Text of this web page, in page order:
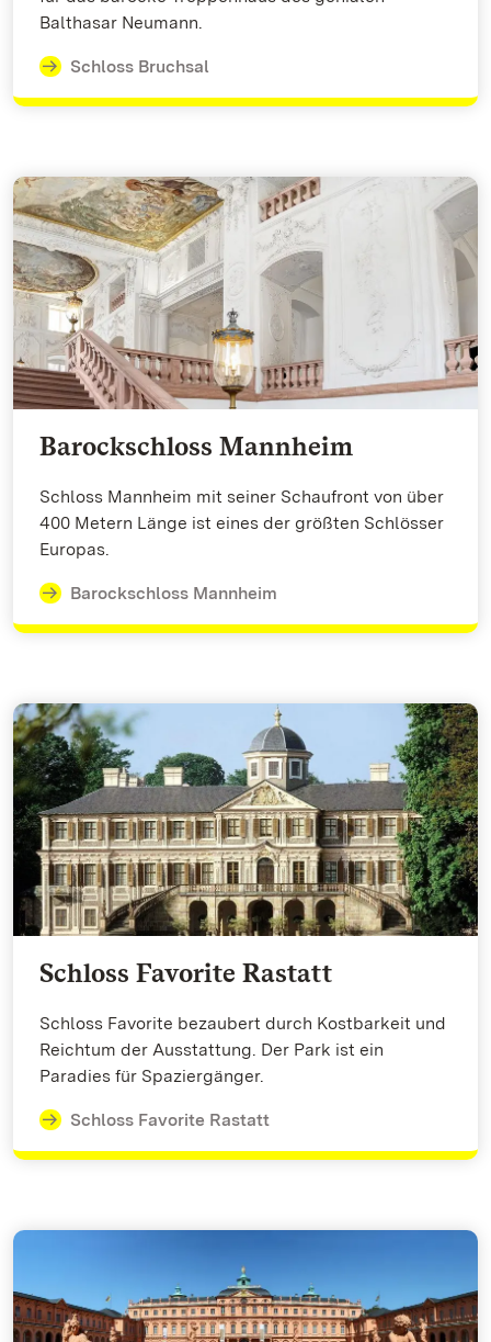
Balthasar Neumann.
Schloss Bruchsal
Barockschloss Mannheim
Schloss Mannheim mit seiner Schaufront von über
400 Metern Länge ist eines der größten Schlösser
Europas.
Barockschloss Mannheim
Schloss Favorite Rastatt
Schloss Favorite bezaubert durch Kostbarkeit und
Reichtum der Ausstattung. Der Park ist ein
Paradies für Spaziergänger.
Schloss Favorite Rastatt